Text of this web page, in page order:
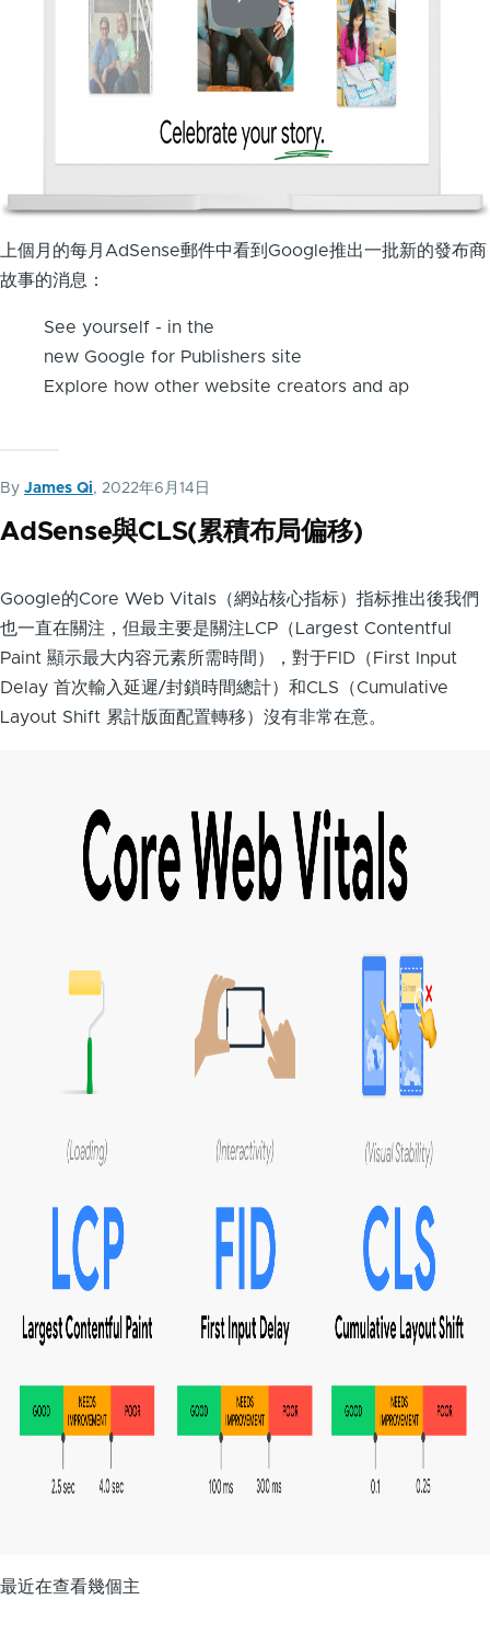
上個月的每月AdSense郵件中看到Google推出一批新的發布商
故事的消息：
See yourself - in the
new Google for Publishers site
Explore how other website creators and ap
By James Qi, 2022年6月14日
AdSense與CLS(累積布局偏移)
Google的Core Web Vitals（網站核心指标）指标推出後我們
也一直在關注，但最主要是關注LCP（Largest Contentful
Paint 顯示最大内容元素所需時間），對于FID（First Input
Delay 首次輸入延遲/封鎖時間總計）和CLS（Cumulative
Layout Shift 累計版面配置轉移）沒有非常在意。
最近在查看幾個主